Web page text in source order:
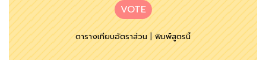
VOTE
ตารางเทียบอัตราส่วน|พิมพ์สูตรนี้